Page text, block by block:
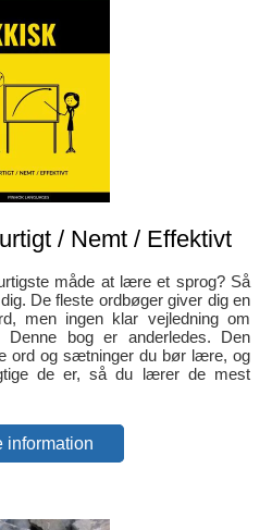
/ Nemt / Effektivt
måde at lære et sprog? Så
De fleste ordbøger giver dig en
men ingen klar vejledning om
bog er anderledes. Den
ord og sætninger du bør lære, og
de er, så du lærer de mest
information